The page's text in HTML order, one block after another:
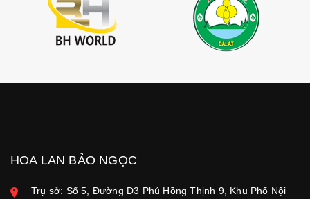
HOA LAN BẢO NGỌC
Trụ sở: Số 5, Đường D3 Phú Hồng Thịnh 9, Khu Phố Nội